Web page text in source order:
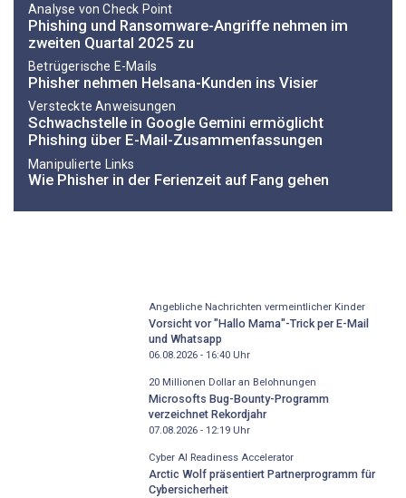
Analyse von Check Point
Phishing und Ransomware-Angriffe nehmen im
zweiten Quartal 2025 zu
Betrügerische E-Mails
Phisher nehmen Helsana-Kunden ins Visier
Versteckte Anweisungen
Schwachstelle in Google Gemini ermöglicht
Phishing über E-Mail-Zusammenfassungen
Manipulierte Links
Wie Phisher in der Ferienzeit auf Fang gehen
Angebliche Nachrichten vermeintlicher Kinder
Vorsicht vor "Hallo Mama"-Trick per E-Mail
und Whatsapp
06.08.2026 - 16:40Uhr
20 Millionen Dollar an Belohnungen
Microsofts Bug-Bounty-Programm
verzeichnet Rekordjahr
07.08.2026 - 12:19Uhr
Cyber AI Readiness Accelerator
Arctic Wolf präsentiert Partnerprogramm für
Cybersicherheit